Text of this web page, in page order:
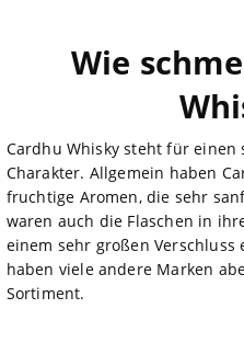
Wie
Cardhu Whisky steht für
Charakter. Allgemein haben
fruchtige Aromen, die sehr
waren auch die Flaschen in
einem sehr großen
haben viele andere Marken
Sortiment.